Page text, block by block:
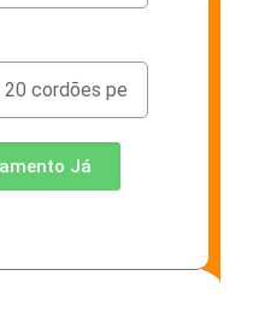
Já